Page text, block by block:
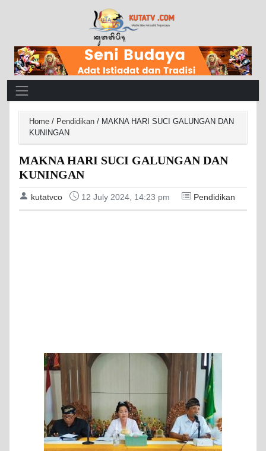
Main Navigation
Home / Pendidikan / MAKNA HARI SUCI GALUNGAN DAN
KUNINGAN
MAKNA HARI SUCI GALUNGAN DAN
KUNINGAN
kutatvco 12 July 2024, 14:23 pm Pendidikan